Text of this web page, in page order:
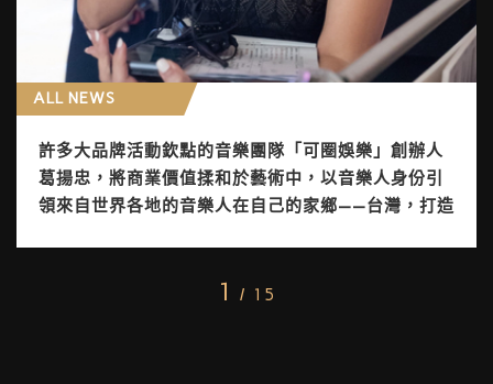
ALL NEWS
許多大品牌活動欽點的音樂團隊「可圈娛樂」創辦人
葛揚忠，將商業價值揉和於藝術中，以音樂人身份引
領來自世界各地的音樂人在自己的家鄉——台灣，打造
1 / 15